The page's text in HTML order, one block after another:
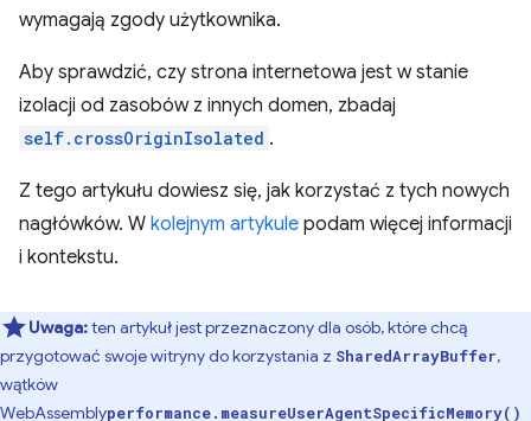
wymagają zgody użytkownika.
Aby sprawdzić, czy strona internetowa jest w stanie
izolacji od zasobów z innych domen, zbadaj
self.crossOriginIsolated .
Z tego artykułu dowiesz się, jak korzystać z tych nowych
nagłówków. W kolejnym artykule podam więcej informacji
i kontekstu.
Uwaga:ten artykuł jest przeznaczony dla osób, które chcą
przygotować swoje witryny do korzystania z SharedArrayBuffer,
wątków
WebAssemblyperformance.measureUserAgentSpecificMemory()